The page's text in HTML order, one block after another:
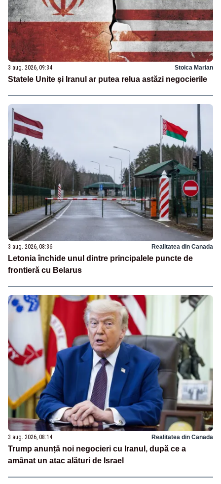
3 aug. 2026, 09:34 Stoica Marian
Statele Unite şi Iranul ar putea relua astăzi negocierile
3 aug. 2026, 08:36 Realitatea din Canada
Letonia închide unul dintre principalele puncte de
frontieră cu Belarus
3 aug. 2026, 08:14 Realitatea din Canada
Trump anunță noi negocieri cu Iranul, după ce a
amânat un atac alături de Israel